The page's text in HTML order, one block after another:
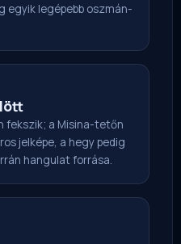
egyik legépebb oszmán-
fekszik; a Misina-tetőn
jelképe, a hegy pedig
hangulat forrása.